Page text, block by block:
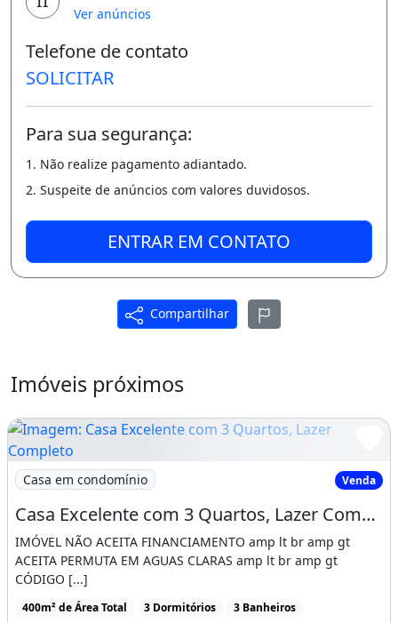
Condomínio com portaria, ruas largas,
playground, monitoramento por cftv,
Sala ampla, com cozinha americana,
Piso em porcelanato,
Varanda espaço,
Área de serviço.
Corredor de ventilação,
Não aceita financiamento,
Agende sua visita 99562-4472
Meu Imóvel Imobiliária Creci Jurídico 25698
Adquira agora sua carta de consórcio de
imóveis, automóveis, motos, serviços com
condições incríveis e contemplação rápida!!
Trabalhamos com compra, venda, revenda,
administração (aluguel) e avaliação!
FAZEMOS AVALIAÇÃO DO SEU IMÓVEL,
Ver anúncios
Telefone de contato
SOLICITAR
Para sua segurança:
1. Não realize pagamento adiantado.
2. Suspeite de anúncios com valores duvidosos.
ENTRAR EM CONTATO
Compartilhar
Imóveis próximos
Imagem: Casa Excelente com 3 Quartos, Lazer Completo
Casa em condomínio Venda
Casa Excelente com 3 Quartos, Lazer Completo, Toda no Porcelanato, Dentro de Condomínio
IMÓVEL NÃO ACEITA FINANCIAMENTO amp lt br amp gt
ACEITA PERMUTA EM AGUAS CLARAS amp lt br amp gt
CÓDIGO [...]
400m² de Área Total 3 Dormitórios 3 Banheiros